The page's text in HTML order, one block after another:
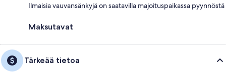
Ilmaisia vauvansänkyjä on saatavilla majoituspaikassa pyynnöstä
Maksutavat
Tärkeää tietoa